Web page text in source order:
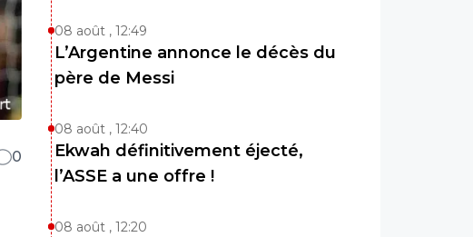
0
08 août , 12:49
L’Argentine annonce le décès du
père de Messi
08 août , 12:40
Ekwah définitivement éjecté,
l’ASSE a une offre !
08 août , 12:20